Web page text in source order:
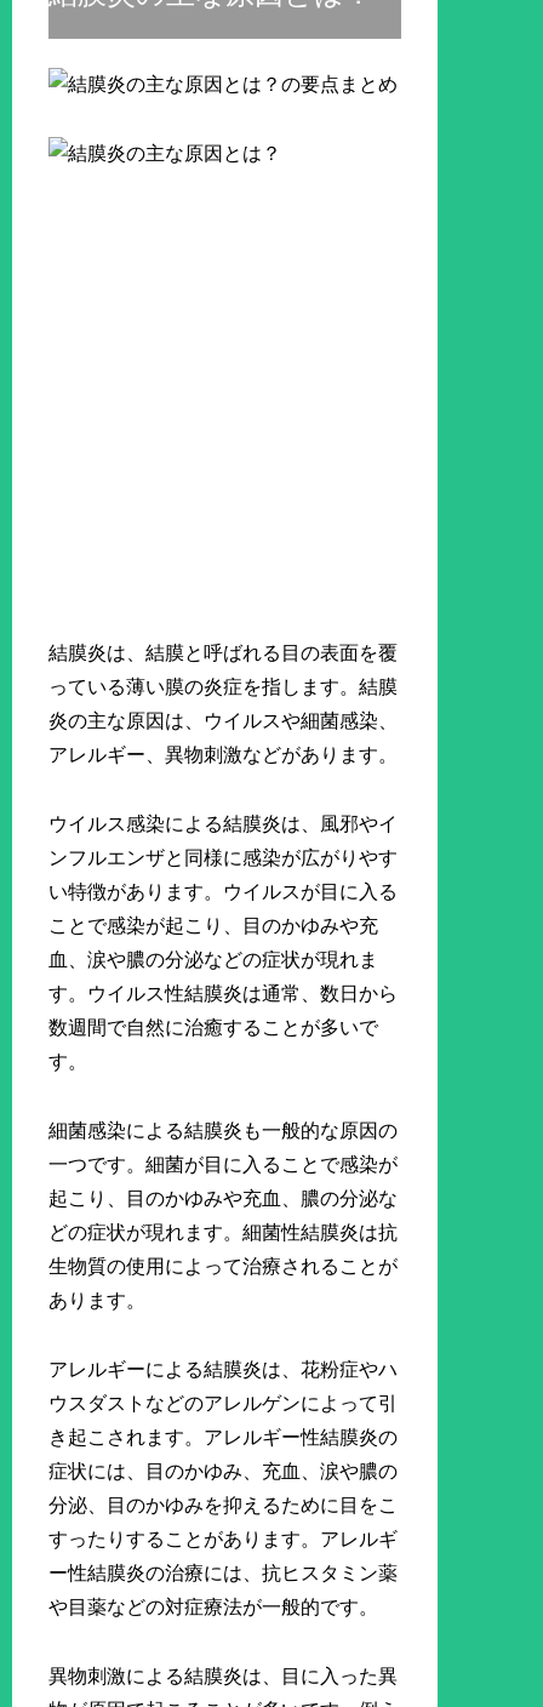
結膜炎は、結膜と呼ばれる目の表面を覆
っている薄い膜の炎症を指します。結膜
炎の主な原因は、ウイルスや細菌感染、
アレルギー、異物刺激などがあります。
ウイルス感染による結膜炎は、風邪やイ
ンフルエンザと同様に感染が広がりやす
い特徴があります。ウイルスが目に入る
ことで感染が起こり、目のかゆみや充
血、涙や膿の分泌などの症状が現れま
す。ウイルス性結膜炎は通常、数日から
数週間で自然に治癒することが多いで
す。
細菌感染による結膜炎も一般的な原因の
一つです。細菌が目に入ることで感染が
起こり、目のかゆみや充血、膿の分泌な
どの症状が現れます。細菌性結膜炎は抗
生物質の使用によって治療されることが
あります。
アレルギーによる結膜炎は、花粉症やハ
ウスダストなどのアレルゲンによって引
き起こされます。アレルギー性結膜炎の
症状には、目のかゆみ、充血、涙や膿の
分泌、目のかゆみを抑えるために目をこ
すったりすることがあります。アレルギ
ー性結膜炎の治療には、抗ヒスタミン薬
や目薬などの対症療法が一般的です。
異物刺激による結膜炎は、目に入った異